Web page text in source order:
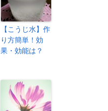
【こうじ水】作
り方簡単！効
果・効能は？